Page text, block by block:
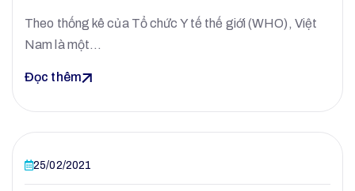
Theo thống kê của Tổ chức Y tế thế giới (WHO), Việt
Nam là một…
Đọc thêm
25/02/2021